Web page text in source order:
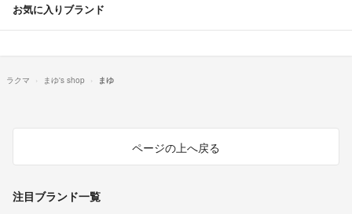
お気に入りブランド
ラクマ まゆ's shop まゆ
ページの上へ戻る
注目ブランド一覧